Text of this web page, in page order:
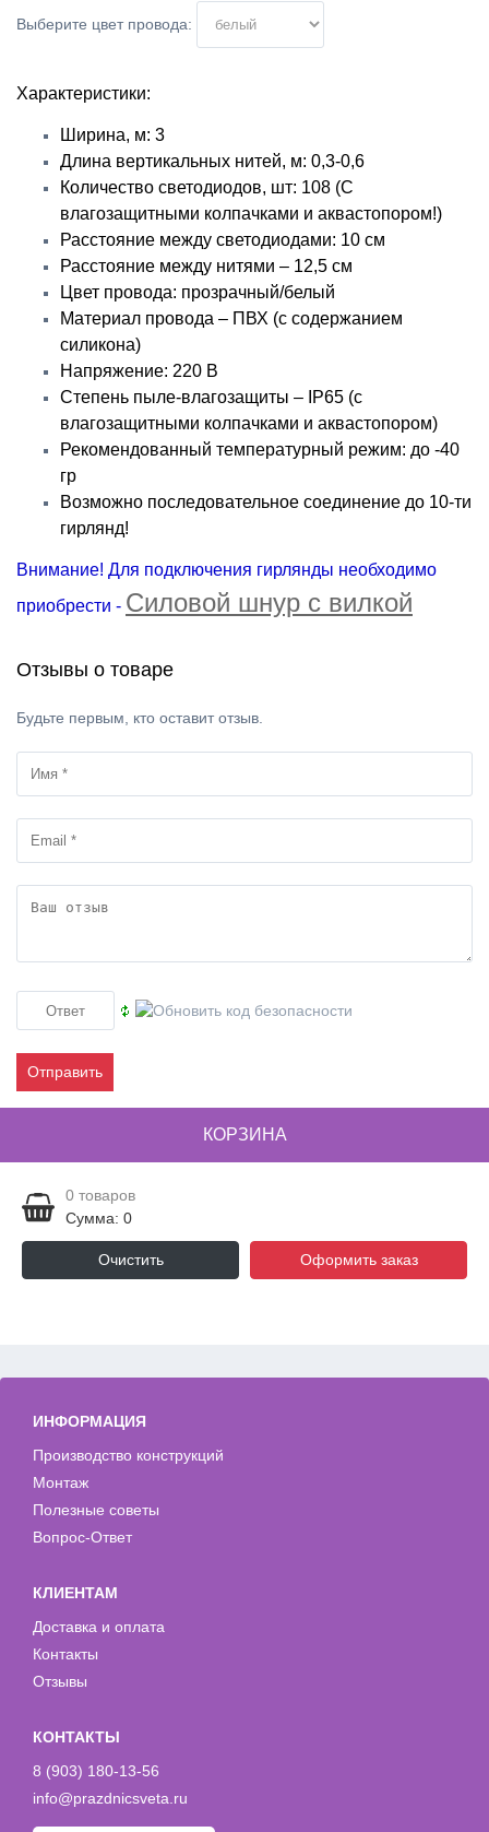
Выберите цвет провода:
Характеристики:
Ширина, м: 3
Длина вертикальных нитей, м: 0,3-0,6
Количество светодиодов, шт: 108 (С
влагозащитными колпачками и аквастопором!)
Расстояние между светодиодами: 10 см
Расстояние между нитями – 12,5 см
Цвет провода: прозрачный/белый
Материал провода – ПВХ (с содержанием
силикона)
Напряжение: 220 В
Степень пыле-влагозащиты – IP65 (с
влагозащитными колпачками и аквастопором)
Рекомендованный температурный режим: до -40
гр
Возможно последовательное соединение до 10-ти
гирлянд!
Внимание! Для подключения гирлянды необходимо
приобрести - Силовой шнур с вилкой
Отзывы о товаре
Будьте первым, кто оставит отзыв.
Отправить
КОРЗИНА
0 товаров
Сумма: 0
Очистить Оформить заказ
ИНФОРМАЦИЯ
Производство конструкций
Монтаж
Полезные советы
Вопрос-Ответ
КЛИЕНТАМ
Доставка и оплата
Контакты
Отзывы
КОНТАКТЫ
8 (903) 180-13-56
info@prazdnicsveta.ru